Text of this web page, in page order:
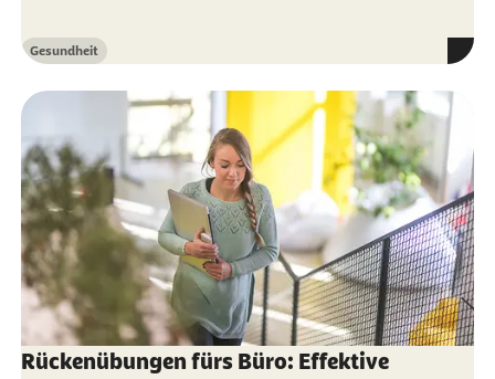
Kategorie
Gesundheit
Rückenübungen fürs Büro: Effektive